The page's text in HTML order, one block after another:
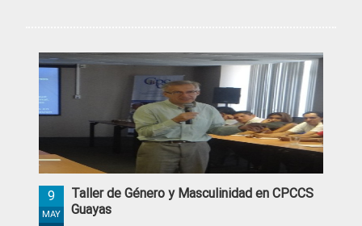
Taller de Género y Masculinidad en CPCCS
Guayas
9
MAY